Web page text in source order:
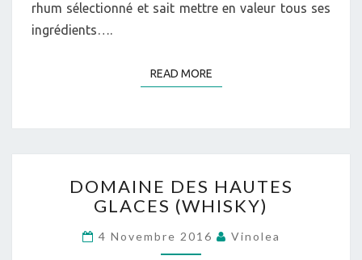
rhum sélectionné et sait mettre en valeur tous ses
ingrédients….
READ MOREREAD MORE
DES
HAUTES
(WHISKY)
DOMAINE DES HAUTES
GLACES (WHISKY)
4 Novembre 2016 Vinolea